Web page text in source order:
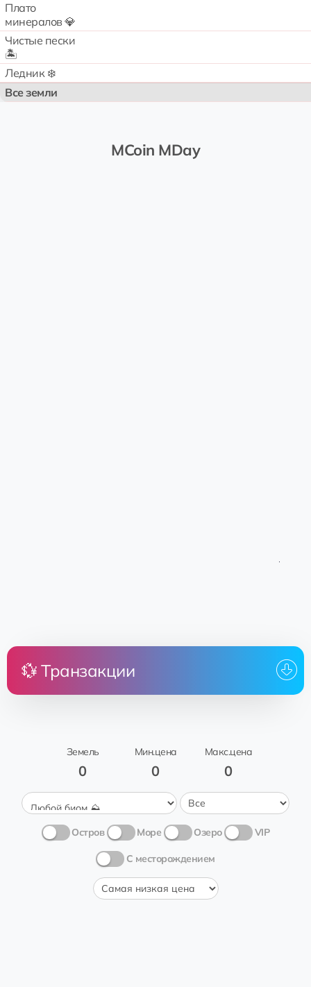
Плато
минералов 💎
Чистые пески
🏝️
Ледник ❄️
Все земли
MCoin MDay
💱 Транзакции
Земель
0
Мин.цена
0
Макс.цена
0
Остров Море Озеро VIP
С месторождением